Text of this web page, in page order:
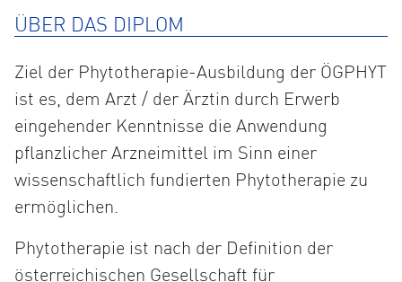
ÜBER DAS DIPLOM
Ziel der Phytotherapie-Ausbildung der ÖGPHYT
ist es, dem Arzt / der Ärztin durch Erwerb
eingehender Kenntnisse die Anwendung
pflanzlicher Arzneimittel im Sinn einer
wissenschaftlich fundierten Phytotherapie zu
ermöglichen.
Phytotherapie ist nach der Definition der
österreichischen Gesellschaft für